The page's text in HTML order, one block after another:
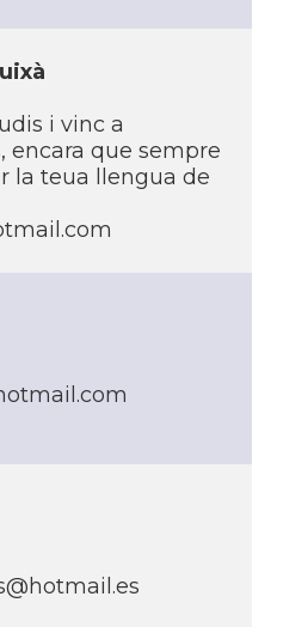
i vinc a
encara que sempre
la teua llengua de